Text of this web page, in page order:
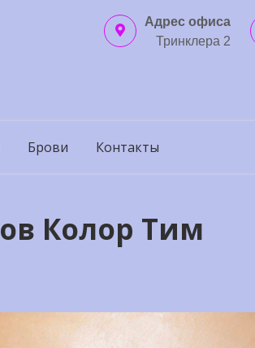
Адрес офиса
Тринклера 2
Брови Контакты
Колор Тим